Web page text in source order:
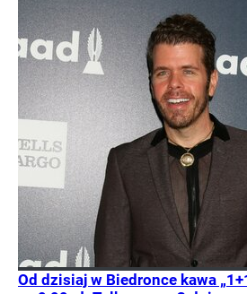
Od dzisiaj w Biedronce kawa